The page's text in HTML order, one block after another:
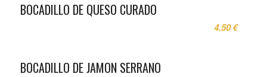
BOCADILLO DE QUESO CURADO
4.50 €
BOCADILLO DE JAMON SERRANO